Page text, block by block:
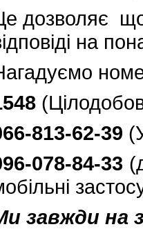
дозволяє
на
813-62-39
078-84-33
завжди на